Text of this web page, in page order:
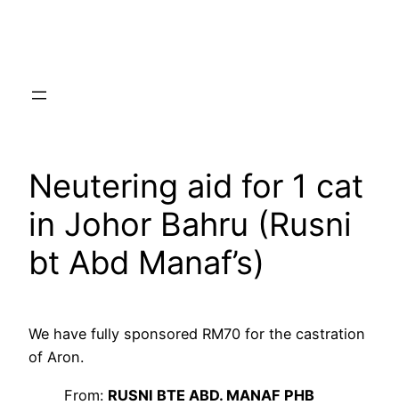
Neutering aid for 1 cat
in Johor Bahru (Rusni
bt Abd Manaf’s)
We have fully sponsored RM70 for the castration
of Aron.
From: RUSNI BTE ABD. MANAF PHB